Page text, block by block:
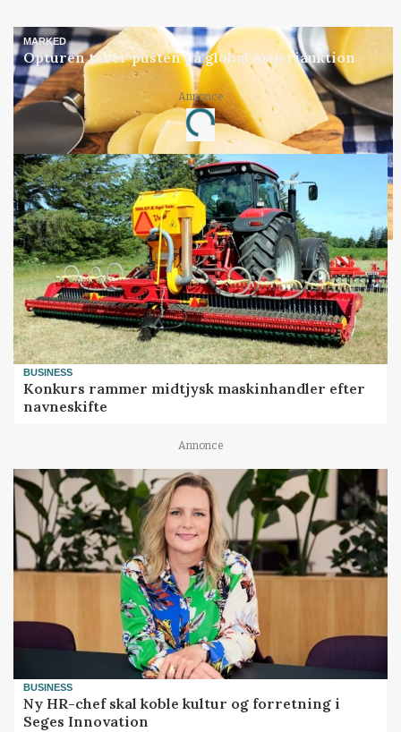
MARKED
Opturen taber pusten på global mejeriauktion
Annonce
Loading...
BUSINESS
Konkurs rammer midtjysk maskinhandler efter
navneskifte
Annonce
BUSINESS
Ny HR-chef skal koble kultur og forretning i
Seges Innovation